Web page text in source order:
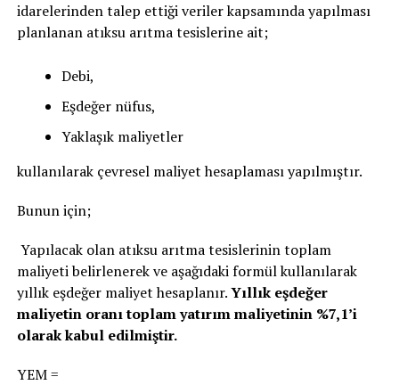
idarelerinden talep ettiği veriler kapsamında yapılması
planlanan atıksu arıtma tesislerine ait;
Debi,
Eşdeğer nüfus,
Yaklaşık maliyetler
kullanılarak çevresel maliyet hesaplaması yapılmıştır.
Bunun için;
Yapılacak olan atıksu arıtma tesislerinin toplam
maliyeti belirlenerek ve aşağıdaki formül kullanılarak
yıllık eşdeğer maliyet hesaplanır.Yıllık eşdeğer
maliyetin oranı toplam yatırım maliyetinin %7,1’i
olarak kabul edilmiştir.
YEM =